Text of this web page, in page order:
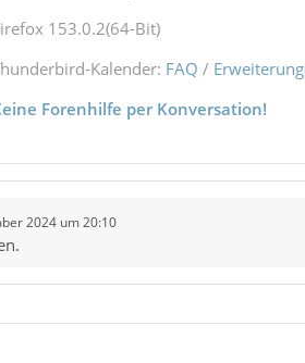
153.0.2(64-Bit)
Kalender: FAQ /
Forenhilfe per Konversation!
2024 um 20:10